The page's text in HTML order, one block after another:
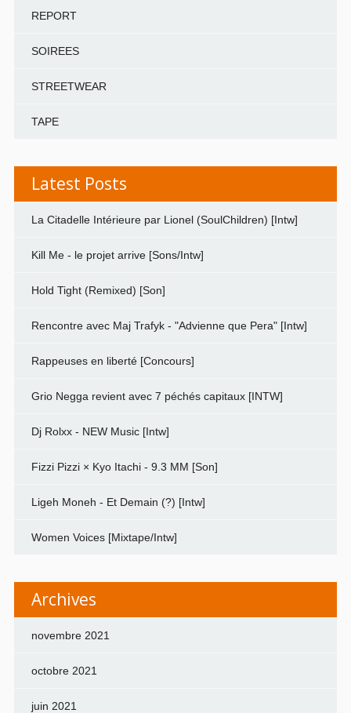
REPORT
SOIREES
STREETWEAR
TAPE
Latest Posts
La Citadelle Intérieure par Lionel (SoulChildren) [Intw]
Kill Me - le projet arrive [Sons/Intw]
Hold Tight (Remixed) [Son]
Rencontre avec Maj Trafyk - "Advienne que Pera" [Intw]
Rappeuses en liberté [Concours]
Grio Negga revient avec 7 péchés capitaux [INTW]
Dj Rolxx - NEW Music [Intw]
Fizzi Pizzi × Kyo Itachi - 9.3 MM [Son]
Ligeh Moneh - Et Demain (?) [Intw]
Women Voices [Mixtape/Intw]
Archives
novembre 2021
octobre 2021
juin 2021